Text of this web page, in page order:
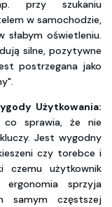
przy szukaniu
w samochodzie,
słabym oświetleniu.
silne, pozytywne
postrzegana jako
Użytkowania:
co sprawia, że nie
Jest wygodny
czy torebce i
czemu użytkownik
sprzyja
samym częstszej